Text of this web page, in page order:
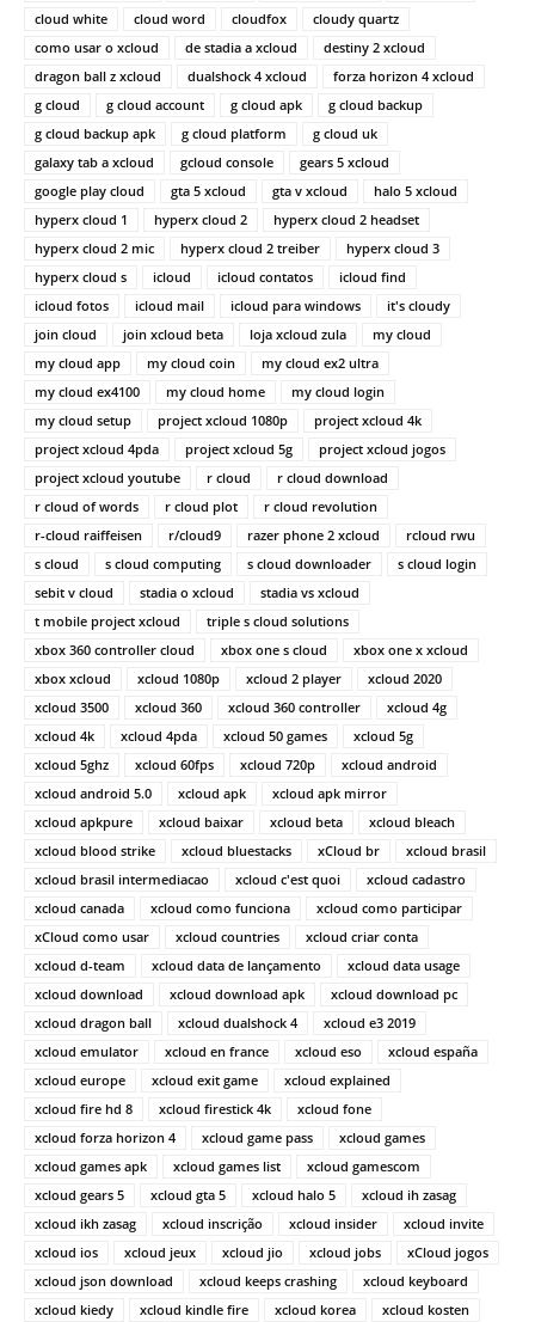
cloud white cloud word cloudfox
cloudy quartz
como usar o xcloud
de stadia a xcloud
destiny 2 xcloud
dragon ball z xcloud
dualshock 4 xcloud
forza horizon 4 xcloud
g cloud
g cloud account g cloud apk
g cloud backup
g cloud backup apk
g cloud platform
g cloud uk
galaxy tab a xcloud
gcloud console
gears 5 xcloud
google play cloud
gta 5 xcloud gta v xcloud
halo 5 xcloud
hyperx cloud 1
hyperx cloud 2
hyperx cloud 2 headset
hyperx cloud 2 mic
hyperx cloud 2 treiber
hyperx cloud 3
hyperx cloud s
icloud icloud contatos
icloud find
icloud fotos
icloud mail icloud para windows
it's cloudy
join cloud
join xcloud beta loja xcloud zula
my cloud
my cloud app
my cloud coin
my cloud ex2 ultra
my cloud ex4100
my cloud home
my cloud login
my cloud setup
project xcloud 1080p
project xcloud 4k
project xcloud 4pda
project xcloud 5g
project xcloud jogos
project xcloud youtube
r cloud
r cloud download
r cloud of words
r cloud plot
r cloud revolution
r-cloud raiffeisen
r/cloud9 razer phone 2 xcloud
rcloud rwu
s cloud
s cloud computing s cloud downloader
s cloud login
sebit v cloud
stadia o xcloud
stadia vs xcloud
t mobile project xcloud
triple s cloud solutions
xbox 360 controller cloud
xbox one s cloud
xbox one x xcloud
xbox xcloud
xcloud 1080p xcloud 2 player
xcloud 2020
xcloud 3500
xcloud 360 xcloud 360 controller
xcloud 4g
xcloud 4k
xcloud 4pda xcloud 50 games
xcloud 5g
xcloud 5ghz
xcloud 60fps xcloud 720p
xcloud android
xcloud android 5.0
xcloud apk
xcloud apk mirror
xcloud apkpure
xcloud baixar xcloud beta
xcloud bleach
xcloud blood strike
xcloud bluestacks xCloud br
xcloud brasil
xcloud brasil intermediacao
xcloud c'est quoi
xcloud cadastro
xcloud canada
xcloud como funciona
xcloud como participar
xCloud como usar
xcloud countries
xcloud criar conta
xcloud d-team
xcloud data de lançamento
xcloud data usage
xcloud download
xcloud download apk
xcloud download pc
xcloud dragon ball
xcloud dualshock 4
xcloud e3 2019
xcloud emulator
xcloud en france xcloud eso
xcloud españa
xcloud europe
xcloud exit game
xcloud explained
xcloud fire hd 8
xcloud firestick 4k
xcloud fone
xcloud forza horizon 4
xcloud game pass
xcloud games
xcloud games apk
xcloud games list
xcloud gamescom
xcloud gears 5
xcloud gta 5 xcloud halo 5
xcloud ih zasag
xcloud ikh zasag
xcloud inscrição xcloud insider
xcloud invite
xcloud ios
xcloud jeux xcloud jio xcloud jobs
xCloud jogos
xcloud json download
xcloud keeps crashing
xcloud keyboard
xcloud kiedy
xcloud kindle fire xcloud korea
xcloud kosten